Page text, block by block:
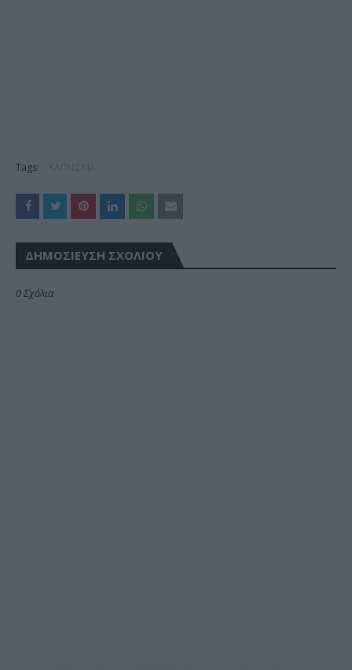
Tags:
ΔΗΜΟΣΊΕΥΣΗ ΣΧΟΛΊΟΥ
0 Σχόλια